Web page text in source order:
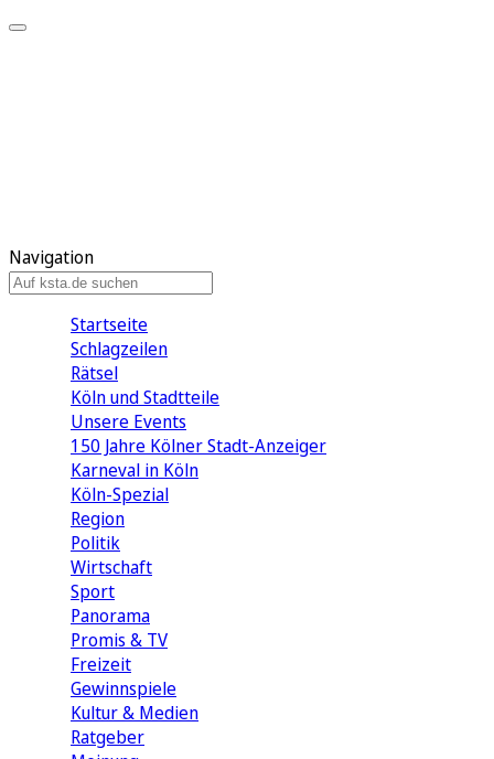
Navigation
Startseite
Schlagzeilen
Rätsel
Köln und Stadtteile
Unsere Events
150 Jahre Kölner Stadt-Anzeiger
Karneval in Köln
Köln-Spezial
Region
Politik
Wirtschaft
Sport
Panorama
Promis & TV
Freizeit
Gewinnspiele
Kultur & Medien
Ratgeber